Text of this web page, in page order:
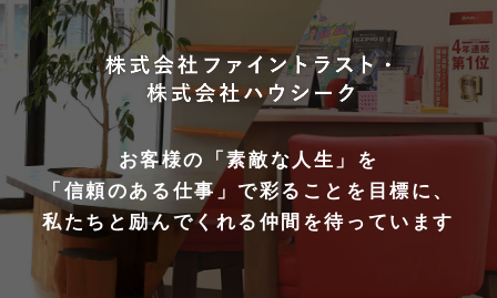
お客様の「素敵な人生」を
「信頼のある仕事」で彩ることを目標に、
私たちと励んでくれる仲間を待っています